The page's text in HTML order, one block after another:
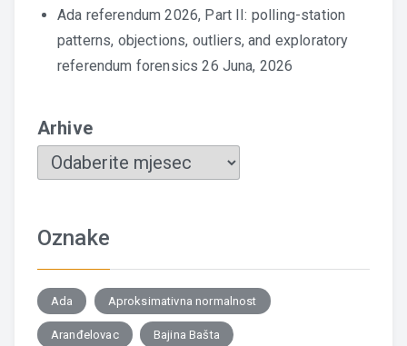
Ada referendum 2026, Part II: polling-station
patterns, objections, outliers, and exploratory
referendum forensics 26 Juna, 2026
Arhive
Oznake
Ada Aproksimativna normalnost
Aranđelovac Bajina Bašta